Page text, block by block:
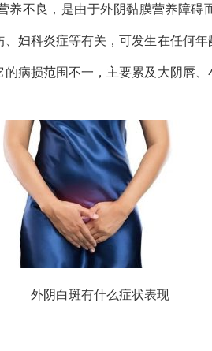
养不良，是由于外阴黏膜营养障碍
妇科炎症等有关，可发生在任何年
病损范围不一，主要累及大阴唇
外阴白斑有什么症状表现